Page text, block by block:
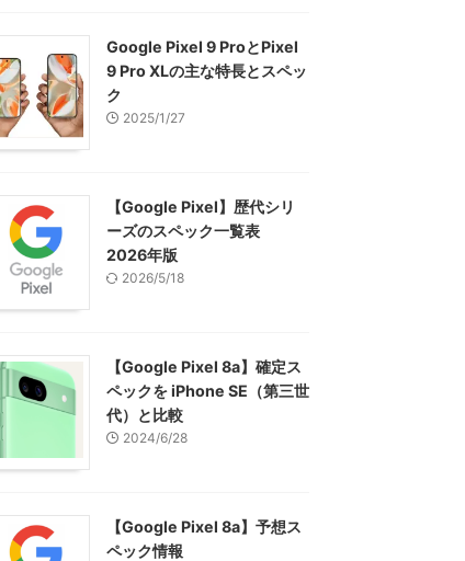
Google Pixel 9 ProとPixel
9 Pro XLの主な特長とスペッ
ク
2025/1/27
【Google Pixel】歴代シリ
ーズのスペック一覧表
2026年版
2026/5/18
【Google Pixel 8a】確定ス
ペックを iPhone SE（第三世
代）と比較
2024/6/28
【Google Pixel 8a】予想ス
ペック情報